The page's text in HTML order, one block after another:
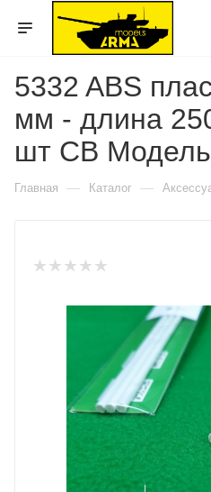
5332 ABS
мм - длина
шт СВ Модель
Главная — Каталог —